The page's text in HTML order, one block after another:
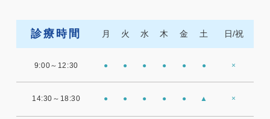
診療時間 月 火 水 木 金 土 日/祝
9:00～12:30 ● ● ● ● ● ● ×
14:30～18:30 ● ● ● ● ● ▲ ×